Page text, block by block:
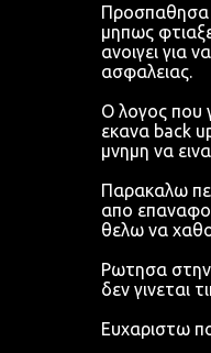
Προσπαθησα
μηπως
ανοιγει για
ασφαλειας.
Ο λογος που
εκανα back
μνημη να
Παρακαλω
απο
θελω να
Ρωτησα στην
δεν γινεται
Ευχαριστω